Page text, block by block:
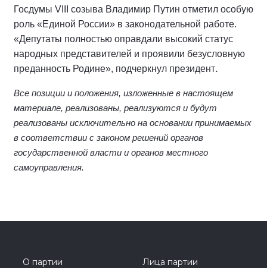
Госдумы VIII созыва Владимир Путин отметил особую
роль «Единой России» в законодательной работе.
«Депутаты полностью оправдали высокий статус
народных представителей и проявили безусловную
преданность Родине», подчеркнул президент.
Все позиции и положения, изложенные в настоящем
материале, реализованы, реализуются и будут
реализованы исключительно на основании принимаемых
в соответствии с законом решений органов
государственной власти и органов местного
самоуправления.
О партии
Лица партии